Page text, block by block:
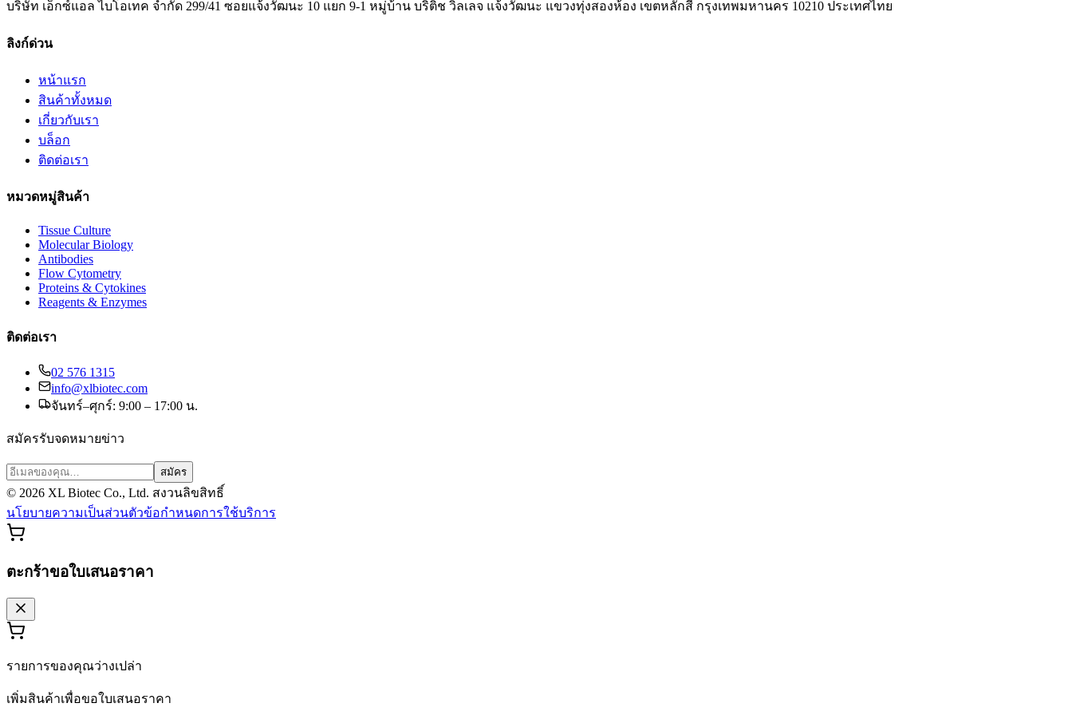
บริษัท เอ็กซ์แอล ไบโอเทค จำกัด 299/41 ซอยแจ้งวัฒนะ 10 แยก 9-1 หมู่บ้าน บริติช วิลเลจ แจ้งวัฒนะ แขวงทุ่งสองห้อง เขตหลักสี่ กรุงเทพมหานคร 10210 ประเทศไทย
ลิงก์ด่วน
หน้าแรก
สินค้าทั้งหมด
เกี่ยวกับเรา
บล็อก
ติดต่อเรา
หมวดหมู่สินค้า
Tissue Culture
Molecular Biology
Antibodies
Flow Cytometry
Proteins & Cytokines
Reagents & Enzymes
ติดต่อเรา
02 576 1315
info@xlbiotec.com
จันทร์–ศุกร์: 9:00 – 17:00 น.
สมัครรับจดหมายข่าว
สมัคร
© 2026 XL Biotec Co., Ltd. สงวนลิขสิทธิ์
นโยบายความเป็นส่วนตัวข้อกำหนดการใช้บริการ
ตะกร้าขอใบเสนอราคา
รายการของคุณว่างเปล่า
เพิ่มสินค้าเพื่อขอใบเสนอราคา